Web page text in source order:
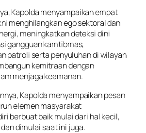
Kapolda menyampaikan empat
menghilangkan ego sektoral dan
meningkatkan deteksi dini
gangguan kamtibmas,
patroli serta penyuluhan di wilayah
kemitraan dengan
menjaga keamanan.
Kapolda menyampaikan pesan
elemen masyarakat
berbuat baik mulai dari hal kecil,
dimulai saat ini juga.